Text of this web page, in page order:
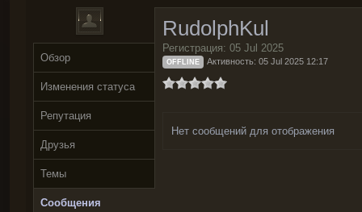
Обзор
Изменения статуса
Репутация
Друзья
Темы
Сообщения
RudolphKul
Регистрация: 05 Jul 2025
OFFLINE Активность: 05 Jul 2025 12:17
Нет сообщений для отображения